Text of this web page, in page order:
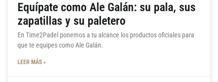
Equípate como Ale Galán: su pala, sus
zapatillas y su paletero
En Time2Padel ponemos a tu alcance los productos oficiales para
que te equipes como Ale Galán.
LEER MÁS »